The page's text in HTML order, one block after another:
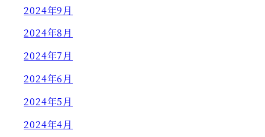
2024年9月
2024年8月
2024年7月
2024年6月
2024年5月
2024年4月